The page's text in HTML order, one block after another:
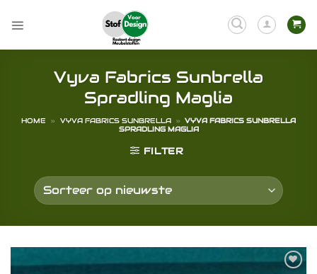
naar
Vyva Fabrics Sunbrella
Spradling Maglia
HOME » VYVA FABRICS SUNBRELLA » VYVA FABRICS SUNBRELLA
SPRADLING MAGLIA
FILTER